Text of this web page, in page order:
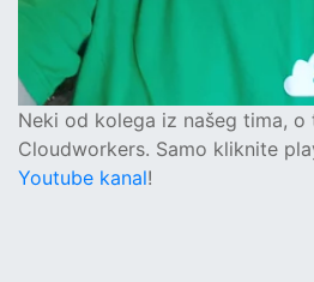
Neki od kolega iz našeg tima,
Cloudworkers. Samo kliknite
Youtube kanal!